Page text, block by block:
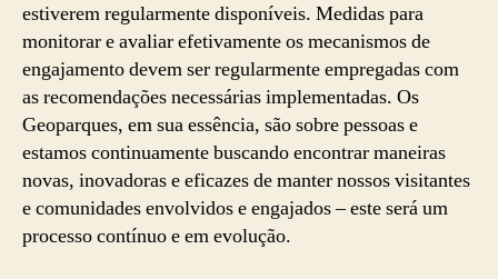
estiverem regularmente disponíveis. Medidas para
monitorar e avaliar efetivamente os mecanismos de
engajamento devem ser regularmente empregadas com
as recomendações necessárias implementadas. Os
Geoparques, em sua essência, são sobre pessoas e
estamos continuamente buscando encontrar maneiras
novas, inovadoras e eficazes de manter nossos visitantes
e comunidades envolvidos e engajados – este será um
processo contínuo e em evolução.